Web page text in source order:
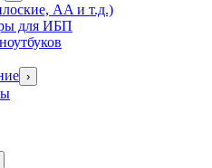
AA и т.д.)
для ИБП
›